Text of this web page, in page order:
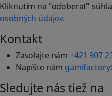
Kliknutím na "odoberať"
osobných údajov.
Kontakt
Zavolajte nám +421 907
Napíšte nám
Sledujte nás tiež na